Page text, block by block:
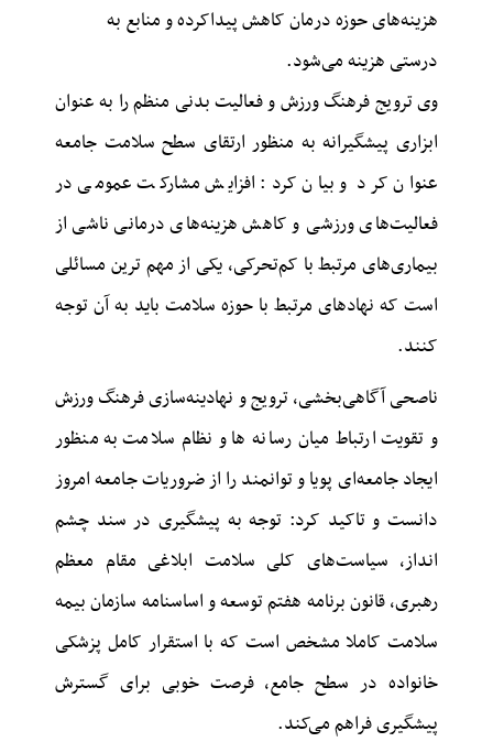
هزینه‌های حوزه درمان کاهش پیداکرده و منابع به
درستی هزینه می‌شود.
وی ترویج فرهنگ ورزش و فعالیت بدنی منظم را به ‌عنوان
ابزاری پیشگیرانه به منظور ارتقای سطح سلامت جامعه
عنوان کرد و بیان کرد: افزایش مشارکت عمومی در
فعالیت‌های ورزشی و کاهش هزینه‌های درمانی ناشی از
بیماری‌های مرتبط با کم‌تحرکی، یکی از مهم ترین مسائلی
است که نهادهای مرتبط با حوزه سلامت باید به آن توجه
کنند.
ناصحی آگاهی‌بخشی، ترویج و نهادینه‌سازی فرهنگ ورزش
و تقویت ارتباط میان رسانه ها و نظام سلامت به منظور
ایجاد جامعه‌ای پویا و توانمند را از ضروریات جامعه امروز
دانست و تاکید کرد: توجه به پیشگیری در سند چشم
انداز، سیاست‌های کلی سلامت ابلاغی مقام معظم
رهبری، قانون برنامه هفتم توسعه و اساسنامه سازمان بیمه
سلامت کاملا مشخص است که با استقرار کامل پزشکی
خانواده در سطح جامع، فرصت خوبی برای گسترش
پیشگیری فراهم می‌کند.